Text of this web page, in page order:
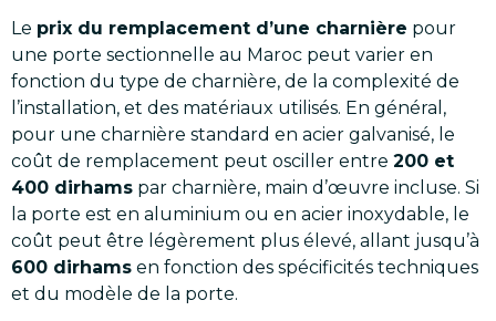
Le prix du remplacement d’une charnière pour
une porte sectionnelle au Maroc peut varier en
fonction du type de charnière, de la complexité de
l’installation, et des matériaux utilisés. En général,
pour une charnière standard en acier galvanisé, le
coût de remplacement peut osciller entre 200 et
400 dirhams par charnière, main d’œuvre incluse. Si
la porte est en aluminium ou en acier inoxydable, le
coût peut être légèrement plus élevé, allant jusqu’à
600 dirhams en fonction des spécificités techniques
et du modèle de la porte.